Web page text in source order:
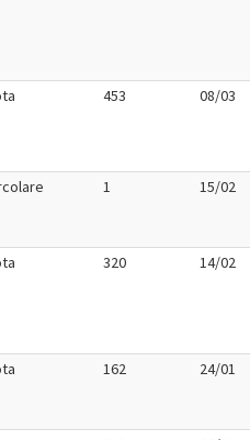
453 08/03
1 15/02
320 14/02
162 24/01